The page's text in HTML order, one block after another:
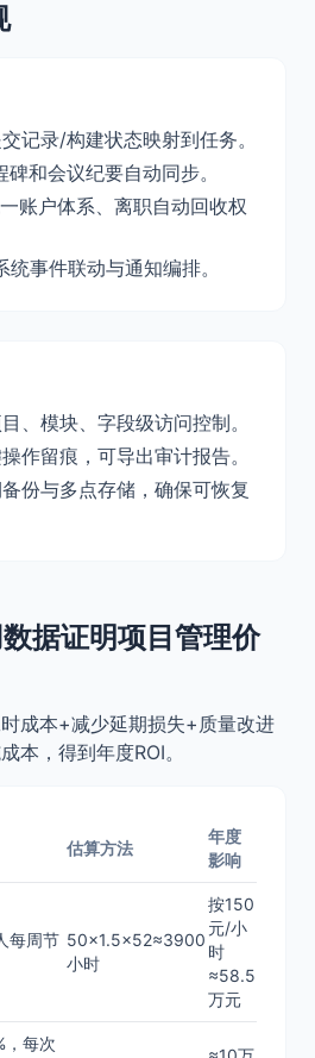
记录/构建状态映射到任务。
和会议纪要自动同步。
账户体系、离职自动回收权
事件联动与通知编排。
、模块、字段级访问控制。
作留痕，可导出审计报告。
份与多点存储，确保可恢复
据证明项目管理价
成本+减少延期损失+质量改进
本，得到年度ROI。
估算方法
年度
影响
每周节 50×1.5×52≈3900
小时
按150
元/小
时
≈58.5
万元
，每次